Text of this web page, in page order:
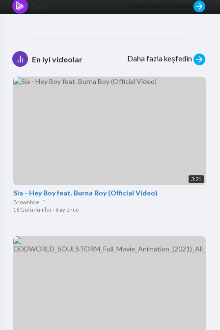
En iyi videolar Daha fazla keşfedin
3:21
Sia - Hey Boy feat. Burna Boy (Official Video)
Brownbae
18 Görünümler · 6 ay önce